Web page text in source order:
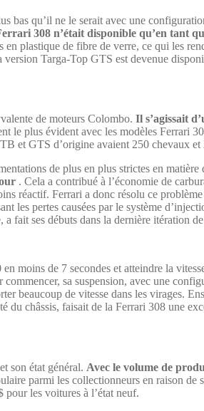
bas qu’il ne le serait avec une
308 n’était disponible qu’en tant
plastique de fibre de verre, ce qui les
version Targa-Top GTS est devenue
de moteurs Colombo. Il s’agissait
le plus évident avec les modèles Ferrari
et GTS d’origine avaient 250 chevaux
de plus en plus strictes en matière
. Cela a contribué à l’économie de
réactif. Ferrari a donc résolu ce
les pertes causées par le système
fait ses débuts dans la dernière itération
moins de 7 secondes et atteindre la
commencer, sa suspension, avec une
beaucoup de vitesse dans les virages.
du châssis, faisait de la Ferrari 308 une
son état général. Avec le volume de
parmi les collectionneurs en raison
les voitures à l’état neuf.